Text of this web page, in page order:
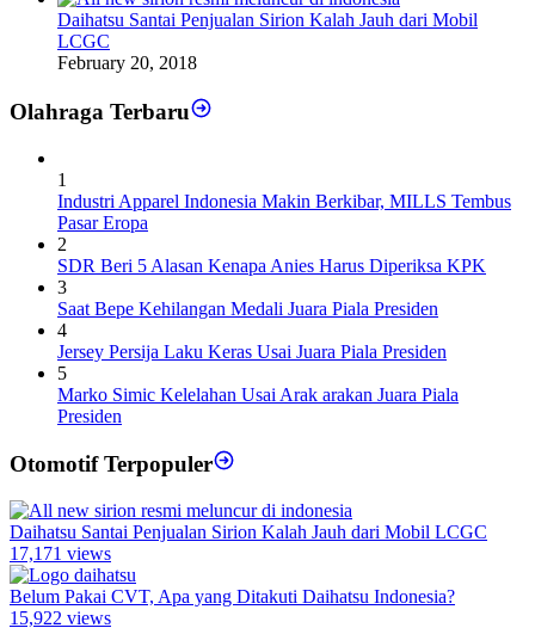
Daihatsu Santai Penjualan Sirion Kalah Jauh dari Mobil
LCGC
February 20, 2018
Olahraga Terbaru
1
Industri Apparel Indonesia Makin Berkibar, MILLS Tembus
Pasar Eropa
2
SDR Beri 5 Alasan Kenapa Anies Harus Diperiksa KPK
3
Saat Bepe Kehilangan Medali Juara Piala Presiden
4
Jersey Persija Laku Keras Usai Juara Piala Presiden
5
Marko Simic Kelelahan Usai Arak arakan Juara Piala
Presiden
Otomotif Terpopuler
Daihatsu Santai Penjualan Sirion Kalah Jauh dari Mobil LCGC
17,171 views
Belum Pakai CVT, Apa yang Ditakuti Daihatsu Indonesia?
15,922 views